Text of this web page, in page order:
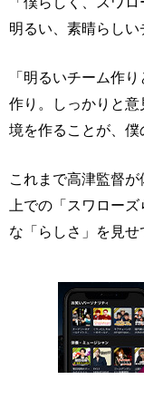
明るい、素晴らしい
「明るいチーム作
作り。しっかりと
境を作ることが、僕
これまで高津監督
上での「スワロー
な「らしさ」を見せ